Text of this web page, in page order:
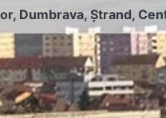
, Dumbrava,Ștrand,